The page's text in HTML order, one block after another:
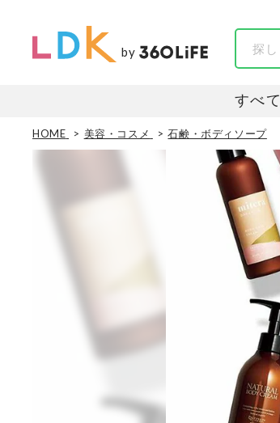
by
すべて
HOME 美容・コスメ 石鹸・ボディソープ